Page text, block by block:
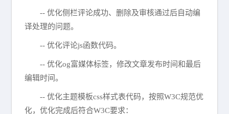
-- 优化侧栏评论成功、删除及审核通过后自动编
译处理的问题。
-- 优化评论js函数代码。
-- 优化og富媒体标签，修改文章发布时间和最后
编辑时间。
-- 优化主题模板css样式表代码，按照W3C规范优
化，优化完成后符合W3C要求：